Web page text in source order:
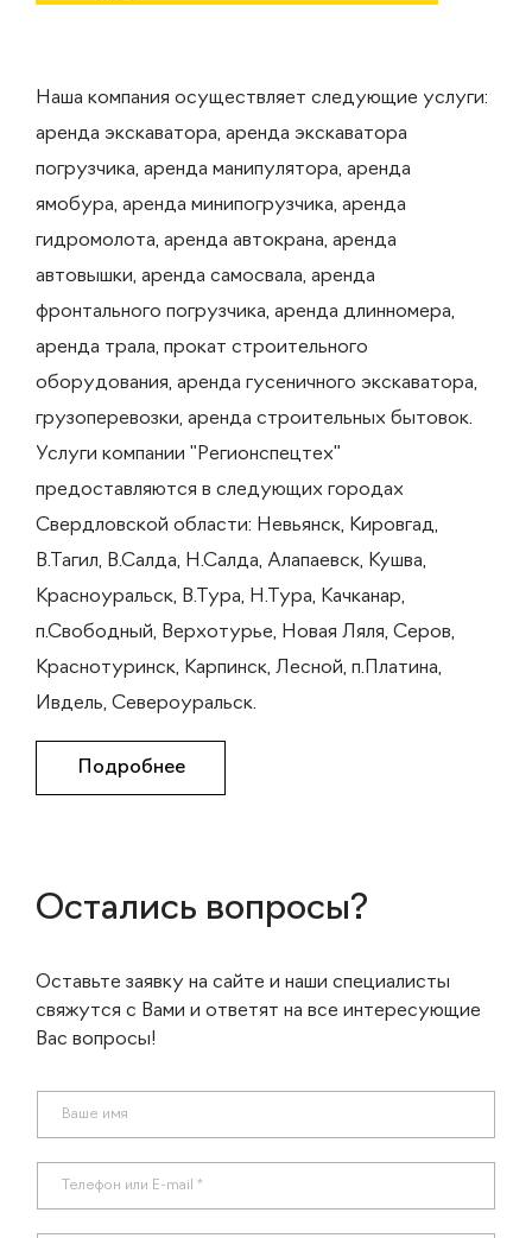
Наша компания осуществляет следующие услуги:
аренда экскаватора, аренда экскаватора
погрузчика, аренда манипулятора, аренда
ямобура, аренда минипогрузчика, аренда
гидромолота, аренда автокрана, аренда
автовышки, аренда самосвала, аренда
фронтального погрузчика, аренда длинномера,
аренда трала, прокат строительного
оборудования, аренда гусеничного экскаватора,
грузоперевозки, аренда строительных бытовок.
Услуги компании "Регионспецтех"
предоставляются в следующих городах
Свердловской области: Невьянск, Кировгад,
В.Тагил, В.Салда, Н.Салда, Алапаевск, Кушва,
Красноуральск, В.Тура, Н.Тура, Качканар,
п.Свободный, Верхотурье, Новая Ляля, Серов,
Краснотуринск, Карпинск, Лесной, п.Платина,
Ивдель, Североуральск.
Подробнее
Остались вопросы?
Оставьте заявку на сайте и наши специалисты
свяжутся с Вами и ответят на все интересующие
Вас вопросы!